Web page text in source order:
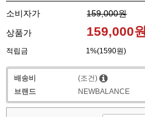
소비자가
159,000원
상품가
159,000원
적립금 1%(1590원)
배송비
(조건)
브랜드
NEWBALANCE